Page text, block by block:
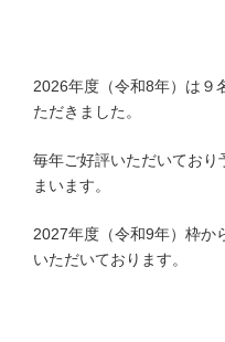
2026年度（令和8年）は９
ただきました。
毎年ご好評いただいており
まいます。
2027年度（令和9年）枠か
いただいております。